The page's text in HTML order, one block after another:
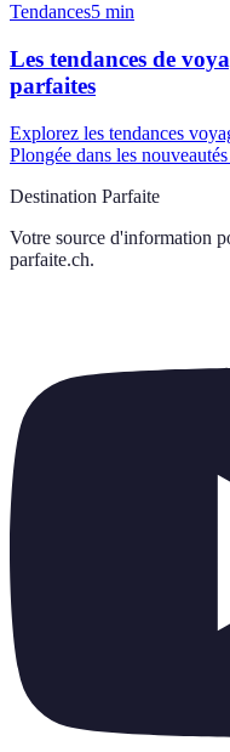
Tendances5 min
Les tendances de
parfaites
Explorez les tendances
Plongée dans les
Destination Parfaite
Votre source d'information
parfaite.ch.